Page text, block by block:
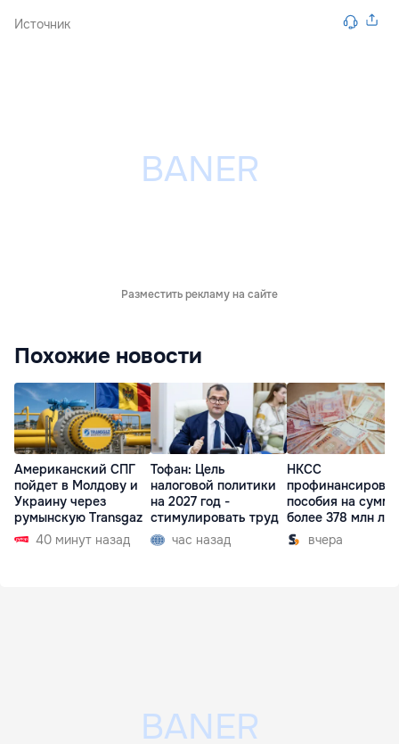
Источник
Разместить рекламу на сайте
Похожие новости
Американский СПГ
пойдет в Молдову и
Украину через
румынскую Transgaz
40 минут назад
Тофан: Цель
налоговой политики
на 2027 год -
стимулировать труд
час назад
НКСС
пособия на сумму
более 378 млн
вчера